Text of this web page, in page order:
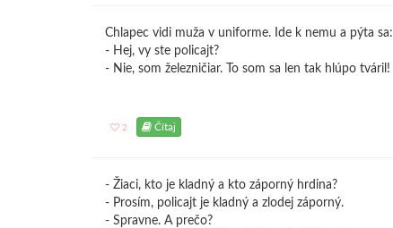
Chlapec vidi muža v uniforme. Ide k nemu a pýta sa:
- Hej, vy ste policajt?
- Nie, som železničiar. To som sa len tak hlúpo tváril!
2 Čítaj
- Žiaci, kto je kladný a kto záporný hrdina?
- Prosím, policajt je kladný a zlodej záporný.
- Spravne. A prečo?